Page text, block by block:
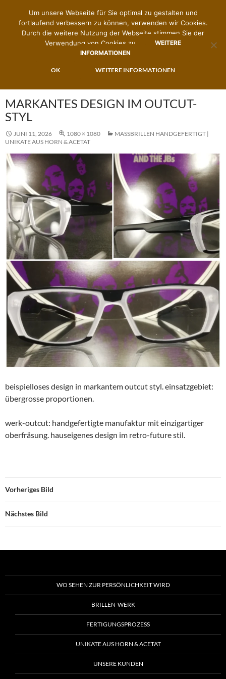
MARKANTES DESIGN IM OUTCUT-
STYL
JUNI 11, 2026 1080 × 1080
MASSBRILLEN HANDGEFERTIGT | U
NIKATE AUS HORN & ACETAT
beispielloses design in markantem outcut styl. einsatzgebiet:
übergrosse proportionen.
werk-outcut: handgefertigte manufaktur mit einzigartiger
oberfräsung. hauseigenes design im retro-future stil.
Vorheriges Bild
Nächstes Bild
WO SEHEN ZUR PERSÖNLICHKEIT WIRD
BRILLEN-WERK
FERTIGUNGSPROZESS
UNIKATE AUS HORN & ACETAT
UNSERE KUNDEN
Um unsere Webseite für Sie optimal zu gestalten und
fortlaufend verbessern zu können, verwenden wir Cookies.
Durch die weitere Nutzung der Webseite stimmen Sie der
Verwendung von Cookies zu.
WEITERE
INFORMATIONEN
OK WEITERE INFORMATIONEN